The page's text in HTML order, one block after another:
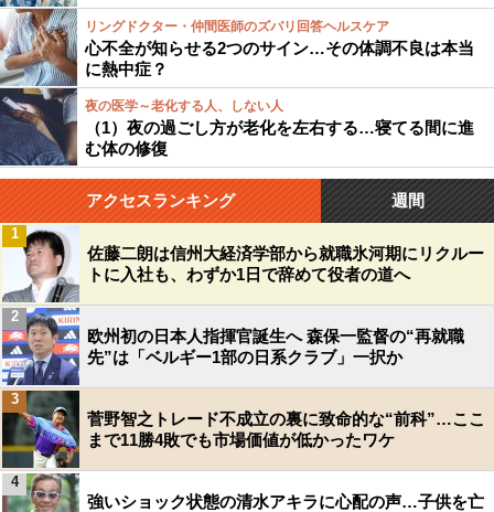
リングドクター・仲間医師のズバリ回答ヘルスケア
心不全が知らせる2つのサイン…その体調不良は本当
に熱中症？
夜の医学～老化する人、しない人
（1）夜の過ごし方が老化を左右する…寝てる間に進
む体の修復
アクセスランキング 週間
佐藤二朗は信州大経済学部から就職氷河期にリクルー
トに入社も、わずか1日で辞めて役者の道へ
1
欧州初の日本人指揮官誕生へ 森保一監督の“再就職
先”は「ベルギー1部の日系クラブ」一択か
2
菅野智之トレード不成立の裏に致命的な“前科”…ここ
まで11勝4敗でも市場価値が低かったワケ
3
強いショック状態の清水アキラに心配の声…子供を亡
4